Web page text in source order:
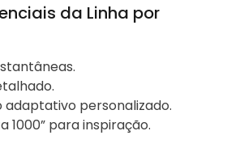
da Linha por
adaptativo personalizado.
1000” para inspiração.